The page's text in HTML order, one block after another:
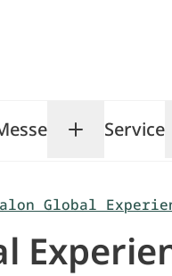
TOP Salon
ToggleService
Global